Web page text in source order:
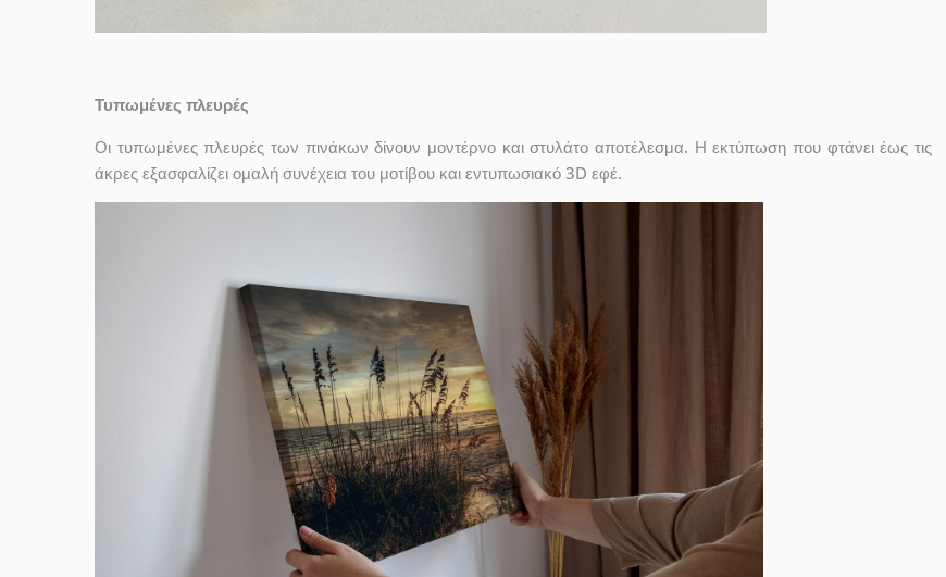
Τυπωμένες πλευρές
Οι τυπωμένες πλευρές των πινάκων δίνουν μοντέρνο και στυλάτο αποτέλεσμα. Η εκτύπωση που φτάνει έως τις
άκρες εξασφαλίζει ομαλή συνέχεια του μοτίβου και εντυπωσιακό 3D εφέ.